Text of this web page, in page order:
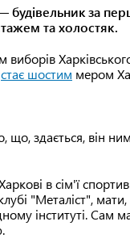
будівельник за
та холостяк.
стає шостим мером
здається, він
в сім'ї
"Металіст",
інституті.